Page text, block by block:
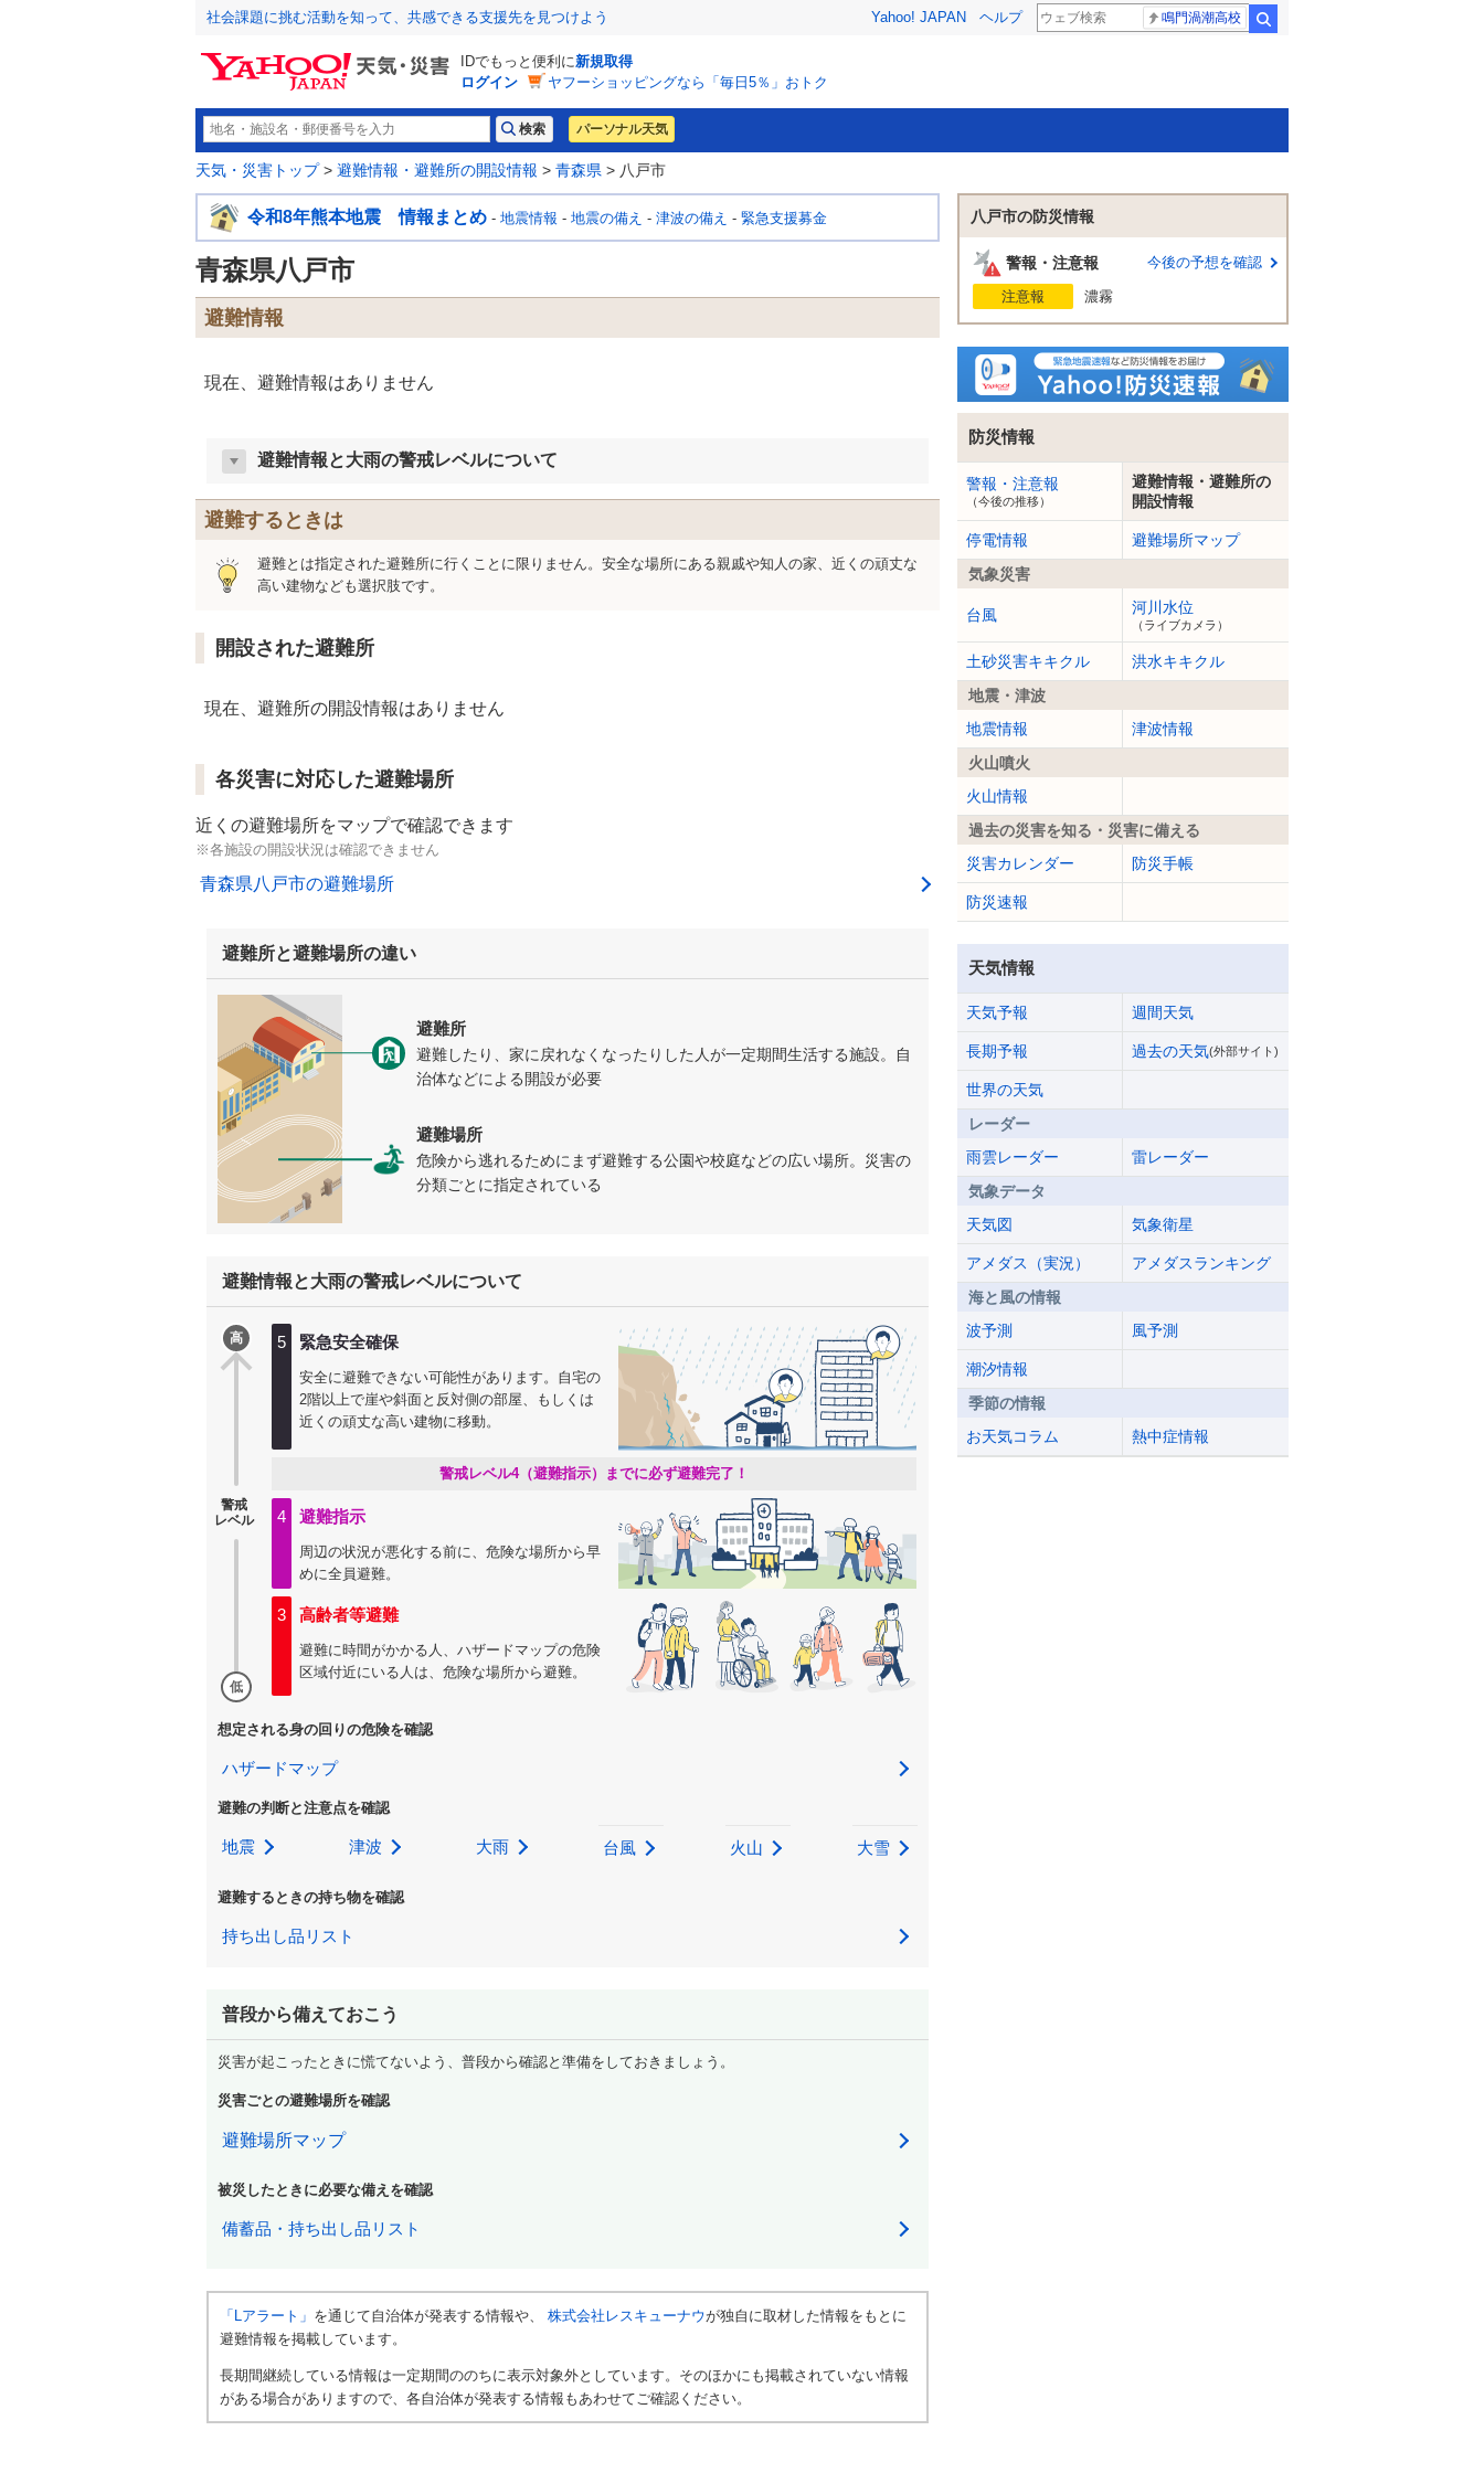
社会課題に挑む活動を知って、共感できる支援先を見つけよう Yahoo! JAPAN ヘルプ 鳴門渦潮高校
IDでもっと便利に新規取得
ログイン
ヤフーショッピングなら「毎日5％」おトク
パーソナル天気
天気・災害トップ> 避難情報・避難所の開設情報 > 青森県 > 八戸市
令和8年熊本地震 情報まとめ - 地震情報 - 地震の備え - 津波の備え - 緊急支援募金
青森県八戸市
避難情報
現在、避難情報はありません
避難情報と大雨の警戒レベルについて
避難するときは
避難とは指定された避難所に行くことに限りません。安全な場所にある親戚や知人の家、近くの頑丈な
高い建物なども選択肢です。
開設された避難所
現在、避難所の開設情報はありません
各災害に対応した避難場所
近くの避難場所をマップで確認できます
※各施設の開設状況は確認できません
青森県八戸市の避難場所
避難所と避難場所の違い
避難所
避難したり、家に戻れなくなったりした人が一定期間生活する施設。自
治体などによる開設が必要
避難場所
危険から逃れるためにまず避難する公園や校庭などの広い場所。災害の
分類ごとに指定されている
避難情報と大雨の警戒レベルについて
警戒
レベル
高 5 緊急安全確保
安全に避難できない可能性があります。自宅の
2階以上で崖や斜面と反対側の部屋、もしくは
近くの頑丈な高い建物に移動。
警戒レベル4（避難指示）までに必ず避難完了！
4 避難指示
周辺の状況が悪化する前に、危険な場所から早
めに全員避難。
低
3 高齢者等避難
避難に時間がかかる人、ハザードマップの危険
区域付近にいる人は、危険な場所から避難。
想定される身の回りの危険を確認
ハザードマップ
避難の判断と注意点を確認
地震 津波 大雨 台風 火山 大雪
避難するときの持ち物を確認
持ち出し品リスト
普段から備えておこう
災害が起こったときに慌てないよう、普段から確認と準備をしておきましょう。
災害ごとの避難場所を確認
避難場所マップ
被災したときに必要な備えを確認
備蓄品・持ち出し品リスト
「Lアラート」 を通じて自治体が発表する情報や、 株式会社レスキューナウが独自に取材した情報をもとに
避難情報を掲載しています。
長期間継続している情報は一定期間ののちに表示対象外としています。そのほかにも掲載されていない情報
がある場合がありますので、各自治体が発表する情報もあわせてご確認ください。
八戸市の防災情報
警報・注意報 今後の予想を確認
注意報 濃霧
防災情報
警報・注意報
（今後の推移）
避難情報・避難所の
開設情報
停電情報
避難場所マップ
気象災害
台風 河川水位
（ライブカメラ）
土砂災害キキクル
洪水キキクル
地震・津波
地震情報
津波情報
火山噴火
火山情報
過去の災害を知る・災害に備える
災害カレンダー
防災手帳
防災速報
天気情報
天気予報 週間天気
長期予報 過去の天気(外部サイト)
世界の天気
レーダー
雨雲レーダー
雷レーダー
気象データ
天気図
気象衛星
アメダス（実況）
アメダスランキング
海と風の情報
波予測
風予測
潮汐情報
季節の情報
お天気コラム
熱中症情報